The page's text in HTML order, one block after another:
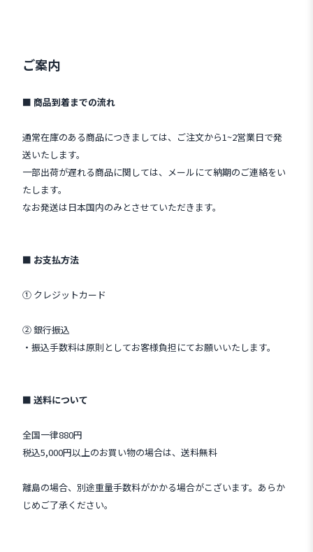
ご案内
■ 商品到着までの流れ
通常在庫のある商品につきましては、ご注文から1~2営業日で発
送いたします。
一部出荷が遅れる商品に関しては、メールにて納期のご連絡をい
たします。
なお発送は日本国内のみとさせていただきます。
■ お支払方法
① クレジットカード
② 銀行振込
・振込手数料は原則としてお客様負担にてお願いいたします。
■ 送料について
全国一律880円
税込5,000円以上のお買い物の場合は、送料無料
離島の場合、別途重量手数料がかかる場合がこざいます。あらか
じめご了承ください。